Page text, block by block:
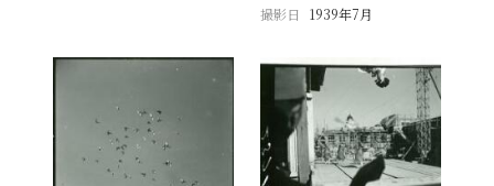
撮影日
1939年7月